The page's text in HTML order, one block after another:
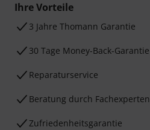
Ihre Vorteile
3 Jahre Thomann Garantie
30 Tage Money-Back-Garantie
Reparaturservice
Beratung durch Fachexperten
Zufriedenheitsgarantie